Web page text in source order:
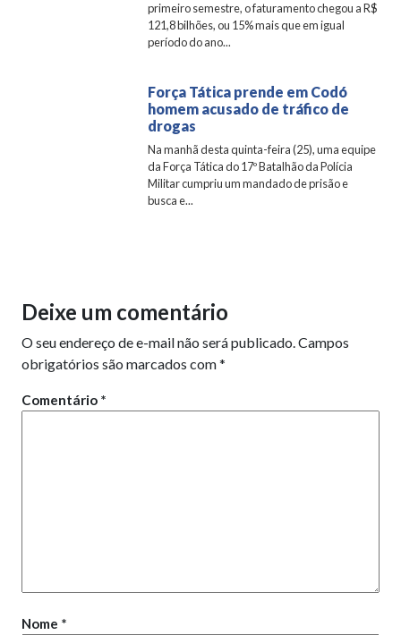
primeiro semestre, o faturamento chegou a R$
121,8 bilhões, ou 15% mais que em igual
período do ano...
Força Tática prende em Codó
homem acusado de tráfico de
drogas
Na manhã desta quinta-feira (25), uma equipe
da Força Tática do 17º Batalhão da Polícia
Militar cumpriu um mandado de prisão e
busca e...
Deixe um comentário
O seu endereço de e-mail não será publicado.Campos
obrigatórios são marcados com*
Comentário *
Nome *